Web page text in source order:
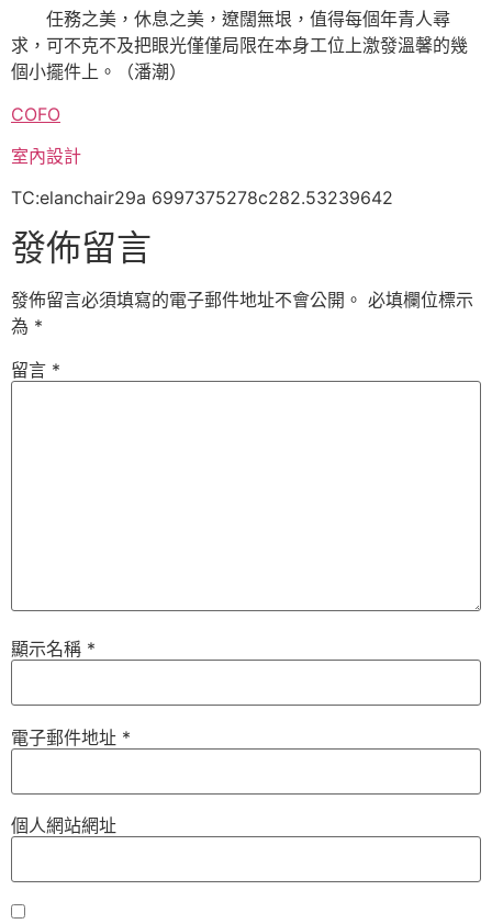
任務之美，休息之美，遼闊無垠，值得每個年青人尋
求，可不克不及把眼光僅僅局限在本身工位上激發溫馨的幾
個小擺件上。（潘潮）
COFO
室內設計
TC:elanchair29a 6997375278c282.53239642
發佈留言
發佈留言必須填寫的電子郵件地址不會公開。 必填欄位標示
為 *
留言 *
顯示名稱 *
電子郵件地址 *
個人網站網址